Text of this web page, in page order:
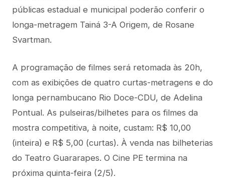
públicas estadual e municipal poderão conferir o
longa-metragem Tainá 3-A Origem, de Rosane
Svartman.
A programação de filmes será retomada às 20h,
com as exibições de quatro curtas-metragens e do
longa pernambucano Rio Doce-CDU, de Adelina
Pontual. As pulseiras/bilhetes para os filmes da
mostra competitiva, à noite, custam: R$ 10,00
(inteira) e R$ 5,00 (curtas). À venda nas bilheterias
do Teatro Guararapes. O Cine PE termina na
próxima quinta-feira (2/5).